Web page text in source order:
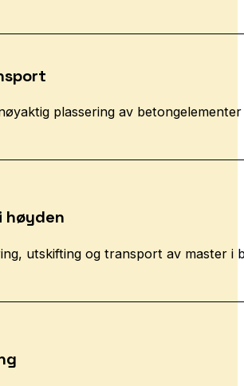
plassering av
høyden
utskifting og transport av master i